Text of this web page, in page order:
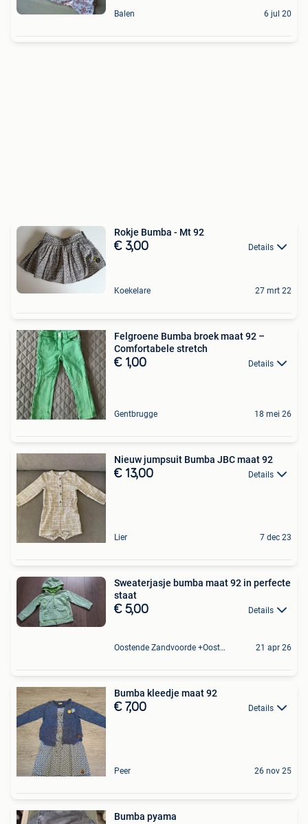
Balen 6 jul 20
Rokje Bumba - Mt 92
€ 3,00 Details
Koekelare 27 mrt 22
Felgroene Bumba broek maat 92 –
Comfortabele stretch
€ 1,00 Details
Gentbrugge 18 mei 26
Nieuw jumpsuit Bumba JBC maat 92
€ 13,00 Details
Lier 7 dec 23
Sweaterjasje bumba maat 92 in perfecte
staat
€ 5,00 Details
Oostende Zandvoorde +Oostende 21 apr 26
Bumba kleedje maat 92
€ 7,00 Details
Peer 26 nov 25
Bumba pyama